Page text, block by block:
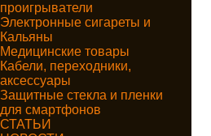
проигрыватели
Электронные сигареты и
Кальяны
Медицинские товары
Кабели, переходники,
аксессуары
Защитные стекла и пленки
для смартфонов
СТАТЬИ